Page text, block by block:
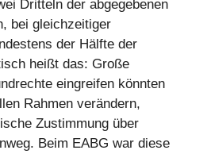
Dritteln der abgegebenen
bei gleichzeitiger
der Hälfte der
heißt das: Große
eingreifen könnten
Rahmen verändern,
Zustimmung über
Beim EABG war diese